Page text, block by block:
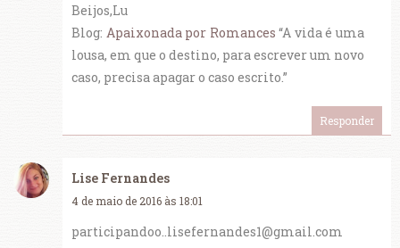
Beijos,Lu
Blog: Apaixonada por Romances “A vida é uma
lousa, em que o destino, para escrever um novo
caso, precisa apagar o caso escrito.”
Responder
Lise Fernandes
4 de maio de 2016 às 18:01
participandoo..lisefernandes1@gmail.com